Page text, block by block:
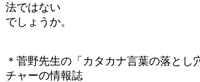
法ではない
でしょうか。
＊菅野先生の「カタカナ言葉の落とし
チャーの情報誌